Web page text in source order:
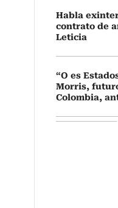
Habla
contrato de
Leticia
“O es
Morris,
Colombia,